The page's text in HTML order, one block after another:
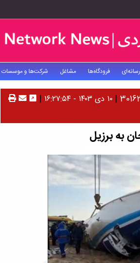
فرودگاه‌ها مشاغل شرکت‌ها و موسسات
| ۱۰ دی ۱۴۰۳ - ۱۶:۲۷:۵۴ |
به برزیل